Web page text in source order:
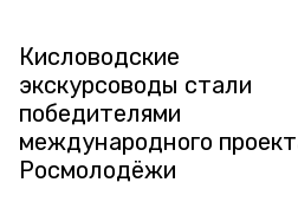
Кисловодские
экскурсоводы стали
победителями
международного
Росмолодёжи